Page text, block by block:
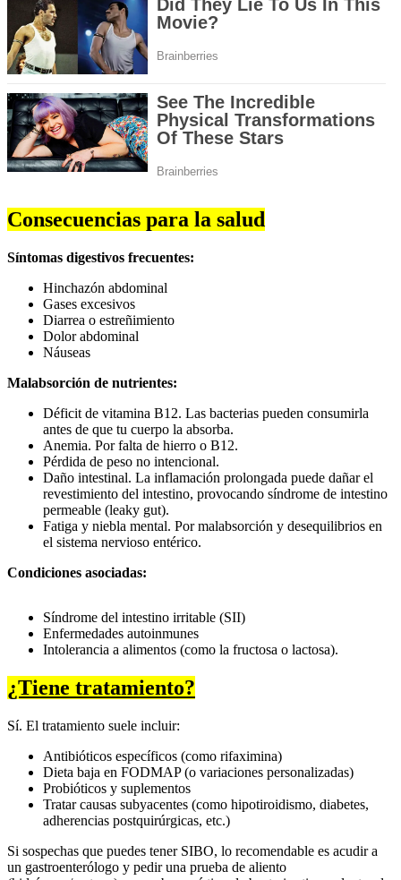
Consecuencias para la salud
Síntomas digestivos frecuentes:
Hinchazón abdominal
Gases excesivos
Diarrea o estreñimiento
Dolor abdominal
Náuseas
Malabsorción de nutrientes:
Déficit de vitamina B12. Las bacterias pueden consumirla
antes de que tu cuerpo la absorba.
Anemia. Por falta de hierro o B12.
Pérdida de peso no intencional.
Daño intestinal. La inflamación prolongada puede dañar el
revestimiento del intestino, provocando síndrome de intestino
permeable (leaky gut).
Fatiga y niebla mental. Por malabsorción y desequilibrios en
el sistema nervioso entérico.
Condiciones asociadas:
Síndrome del intestino irritable (SII)
Enfermedades autoinmunes
Intolerancia a alimentos (como la fructosa o lactosa).
¿Tiene tratamiento?
Sí. El tratamiento suele incluir:
Antibióticos específicos (como rifaximina)
Dieta baja en FODMAP (o variaciones personalizadas)
Probióticos y suplementos
Tratar causas subyacentes (como hipotiroidismo, diabetes,
adherencias postquirúrgicas, etc.)
Si sospechas que puedes tener SIBO, lo recomendable es acudir a
un gastroenterólogo y pedir una prueba de aliento